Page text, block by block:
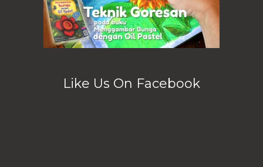
Like Us On Facebook